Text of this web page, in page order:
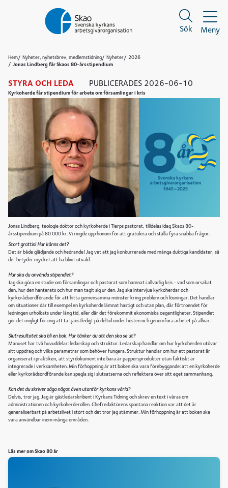
Sök Meny
Hem Nyheter, nyhetsbrev, medlemstidning Nyheter
2026
Jonas Lindberg får Skaos 80-årsstipendium
Kyrkoherde får stipendium för arbete om församlingar i kris
STYRA OCH LEDA PUBLICERADES 2026-06-10
Jonas Lindberg, teologie doktor och kyrkoherde i Tierps pastorat, tilldelas idag Skaos 80-
årsstipendium på 80 000 kr. Vi ringde upp honom för att gratulera och ställa fyra snabba frågor.
Stort grattis! Hur känns det?
Det är både glädjande och hedrande! Jag vet att jag konkurrerade med många duktiga kandidater, så
det betyder mycket att ha blivit utvald.
Hur ska du använda stipendiet?
Jag ska göra en studie om församlingar och pastorat som hamnat i allvarlig kris - vad som orsakat
den, hur den hanterats och hur man tagit sig ur den. Jag ska intervjua kyrkoherdar och
kyrkorådsordförande för att hitta gemensamma mönster kring problem och lösningar. Det handlar
om situationer där till exempel en kyrkoherde lämnat hastigt och utan plan, där förtroendet för
ledningen urholkats under lång tid, eller där det förekommit ekonomiska oegentligheter. Stipendiet
gör det möjligt för mig att ta tjänstledigt på deltid under hösten och genomföra arbetet på allvar.
Slutresultatet ska bli en bok. Hur tänker du att den ska se ut?
Manuset har två huvuddelar: ledarskap och struktur. Ledarskap handlar om hur kyrkoherden utövar
sitt uppdrag och vilka parametrar som behöver fungera. Struktur handlar om hur ett pastorat är
organiserat i praktiken, att styrdokument inte bara är pappersprodukter utan faktiskt är
integrerade i verksamheten. Min förhoppning är att boken ska vara förebyggande: att en kyrkoherde
eller kyrkorådsordförande kan spegla sig i slutsatserna och reflektera över sitt eget sammanhang.
Kan det du skriver säga något även utanför kyrkans värld?
Delvis, tror jag. Jag är gästledarskribent i Kyrkans Tidning och skrev en text i våras om
administrationen och kyrkoherderollen. Chefredaktörens spontana reaktion var att det är
generaliserbart på arbetslivet i stort och det tror jag stämmer. Min förhoppning är att boken ska
vara användbar inom många områden.
Läs mer om Skao 80 år